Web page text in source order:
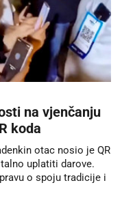
na vjenčanju
koda
otac nosio je QR
uplatiti darove.
o spoju tradicije i